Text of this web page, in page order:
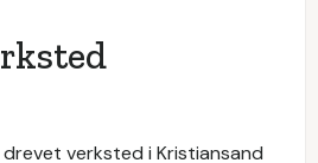
verksted i Kristiansand